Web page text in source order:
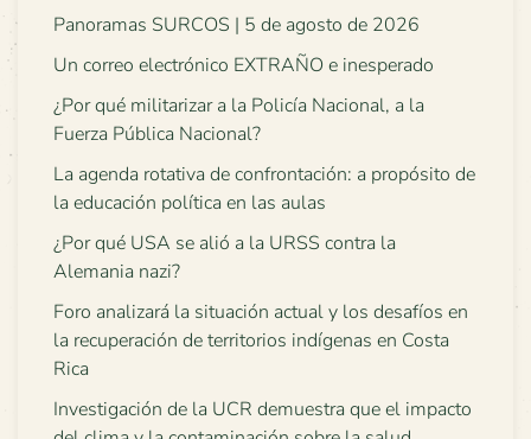
Panoramas SURCOS | 5 de agosto de 2026
Un correo electrónico EXTRAÑO e inesperado
¿Por qué militarizar a la Policía Nacional, a la
Fuerza Pública Nacional?
La agenda rotativa de confrontación: a propósito de
la educación política en las aulas
¿Por qué USA se alió a la URSS contra la
Alemania nazi?
Foro analizará la situación actual y los desafíos en
la recuperación de territorios indígenas en Costa
Rica
Investigación de la UCR demuestra que el impacto